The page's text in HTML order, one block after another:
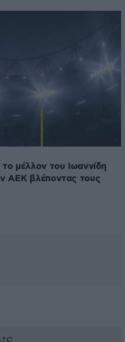
μέλλον του Ιωαννίδη
ΑΕΚ βλέποντας τους